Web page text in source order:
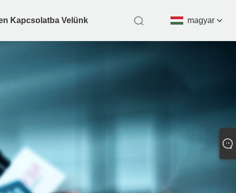
magyar
Kapcsolatba Velünk